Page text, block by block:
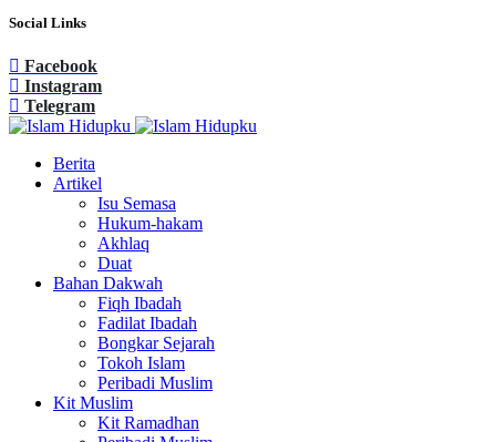
Social Links
Facebook
Instagram
Telegram
Berita
Artikel
Isu Semasa
Hukum-hakam
Akhlaq
Duat
Bahan Dakwah
Fiqh Ibadah
Fadilat Ibadah
Bongkar Sejarah
Tokoh Islam
Peribadi Muslim
Kit Muslim
Kit Ramadhan